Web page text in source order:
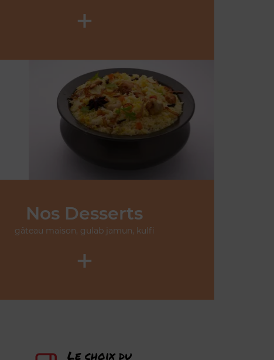
+
Nos Desserts
gâteau maison, gulab jamun, kulfi
+
Le choix du